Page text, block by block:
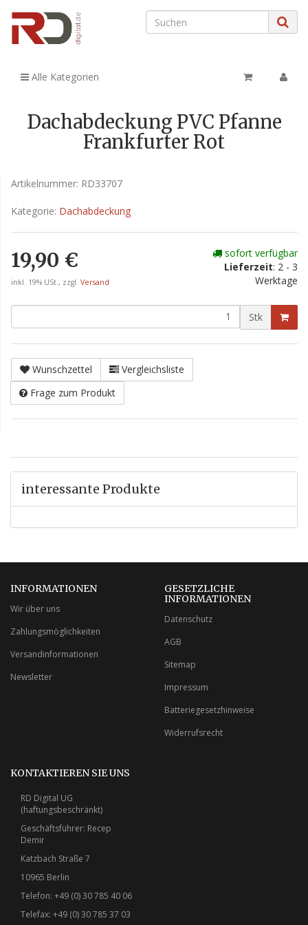
Alle Kategorien
Dachabdeckung PVC Pfanne
Frankfurter Rot
Artikelnummer: RD33707
Kategorie: Dachabdeckung
19,90 €
inkl. 19% USt., zzgl. Versand
sofort verfügbar
Lieferzeit: 2 - 3
Werktage
Stk
Wunschzettel
Vergleichsliste
Frage zum Produkt
interessante Produkte
INFORMATIONEN
Wir über uns
Zahlungsmöglichkeiten
Versandinformationen
Newsletter
GESETZLICHE
INFORMATIONEN
Datenschutz
AGB
Sitemap
Impressum
Batteriegesetzhinweise
Widerrufsrecht
KONTAKTIEREN SIE UNS
RD Digital UG
(haftungsbeschränkt)
Geschäftsführer: Recep
Demir
Katzbach Straße 7
10965 Berlin
Telefon: +49 (0) 30 785 40 06
Telefax: +49 (0) 30 785 37 03